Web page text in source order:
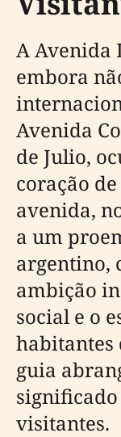
A Avenida
embora
Avenida
de Julio,
coração
avenida,
a um
argentino,
ambição
social e o
habitantes
guia
visitantes.